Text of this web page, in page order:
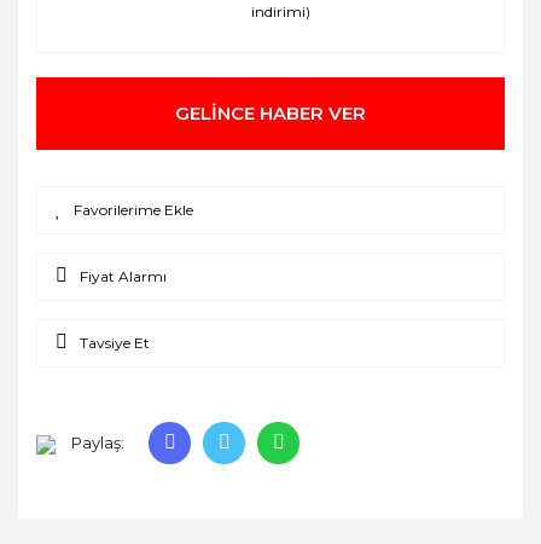
indirimi)
GELİNCE HABER VER
Fiyat Alarmı
Tavsiye Et
Paylaş: